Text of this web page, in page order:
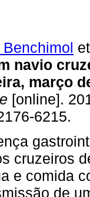
Benchimol
navio
março
[online].
6215.
cruzeiros
e comida
de